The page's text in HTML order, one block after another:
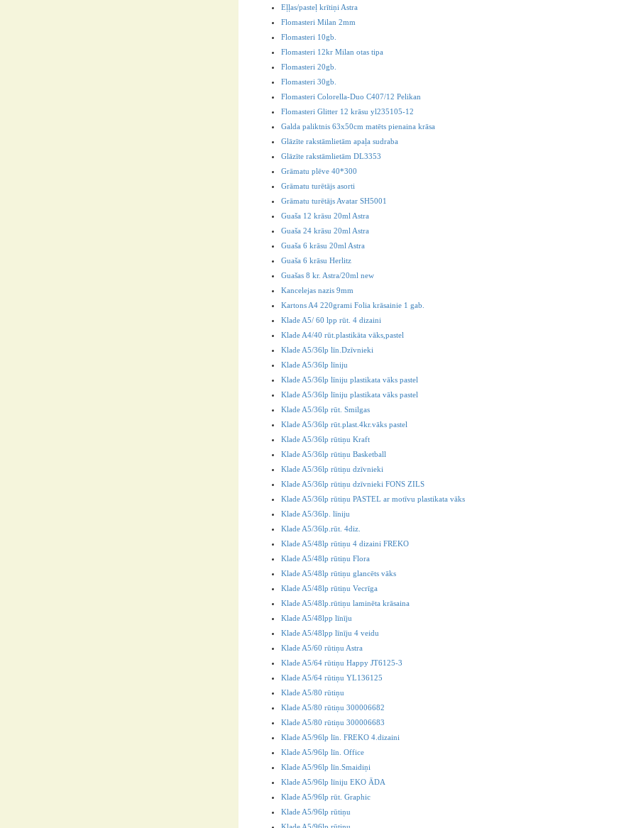
Eļļas/pasteļ krītiņi Astra
Flomasteri Milan 2mm
Flomasteri 10gb.
Flomasteri 12kr Milan otas tipa
Flomasteri 20gb.
Flomasteri 30gb.
Flomasteri Colorella-Duo C407/12 Pelikan
Flomasteri Glitter 12 krāsu yl235105-12
Galda paliktnis 63x50cm matēts pienaina krāsa
Glāzīte rakstāmlietām apaļa sudraba
Glāzīte rakstāmlietām DL3353
Grāmatu plēve 40*300
Grāmatu turētājs asorti
Grāmatu turētājs Avatar SH5001
Guaša 12 krāsu 20ml Astra
Guaša 24 krāsu 20ml Astra
Guaša 6 krāsu 20ml Astra
Guaša 6 krāsu Herlitz
Guašas 8 kr. Astra/20ml new
Kancelejas nazis 9mm
Kartons A4 220grami Folia krāsainie 1 gab.
Klade A5/ 60 lpp rūt. 4 dizaini
Klade A4/40 rūt.plastikāta vāks,pastel
Klade A5/36lp līn.Dzīvnieki
Klade A5/36lp līniju
Klade A5/36lp līniju plastikata vāks pastel
Klade A5/36lp līniju plastikata vāks pastel
Klade A5/36lp rūt. Smilgas
Klade A5/36lp rūt.plast.4kr.vāks pastel
Klade A5/36lp rūtiņu Kraft
Klade A5/36lp rūtiņu Basketball
Klade A5/36lp rūtiņu dzīvnieki
Klade A5/36lp rūtiņu dzīvnieki FONS ZILS
Klade A5/36lp rūtiņu PASTEL ar motīvu plastikata vāks
Klade A5/36lp. līniju
Klade A5/36lp.rūt. 4diz.
Klade A5/48lp rūtiņu 4 dizaini FREKO
Klade A5/48lp rūtiņu Flora
Klade A5/48lp rūtiņu glancēts vāks
Klade A5/48lp rūtiņu Vecrīga
Klade A5/48lp.rūtiņu laminēta krāsaina
Klade A5/48lpp līnīju
Klade A5/48lpp līnīju 4 veidu
Klade A5/60 rūtiņu Astra
Klade A5/64 rūtiņu Happy JT6125-3
Klade A5/64 rūtiņu YL136125
Klade A5/80 rūtiņu
Klade A5/80 rūtiņu 300006682
Klade A5/80 rūtiņu 300006683
Klade A5/96lp līn. FREKO 4.dizaini
Klade A5/96lp līn. Office
Klade A5/96lp līn.Smaidiņi
Klade A5/96lp līniju EKO ĀDA
Klade A5/96lp rūt. Graphic
Klade A5/96lp rūtiņu